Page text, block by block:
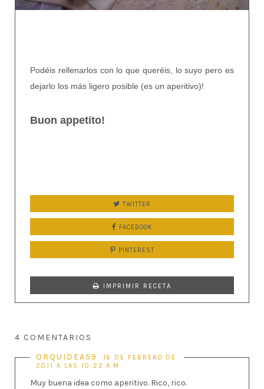
Podéis rellenarlos con lo que queréis, lo suyo pero es
dejarlo los más ligero posible (es un aperitivo)!
Buon appetito!
TWITTER
FACEBOOK
PINTEREST
IMPRIMIR RECETA
4 COMENTARIOS
ORQUIDEA59
16 DE FEBRERO DE
2011 A LAS 10:22 A.M.
Muy buena idea como aperitivo. Rico, rico.